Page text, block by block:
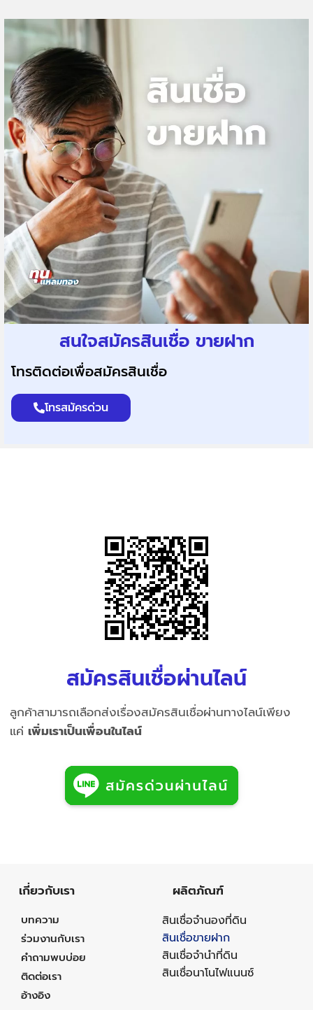
สนใจสมัครสินเชื่อ ขายฝาก
โทรติดต่อเพื่อสมัครสินเชื่อ
โทรสมัครด่วน
สมัครสินเชื่อผ่านไลน์
ลูกค้าสามารถเลือกส่งเรื่องสมัครสินเชื่อผ่านทางไลน์เพียง
แค่ เพิ่มเราเป็นเพื่อนในไลน์
เกี่ยวกับเรา
บทความ
ร่วมงานกับเรา
คำถามพบบ่อย
ติดต่อเรา
อ้างอิง
ผลิตภัณฑ์
สินเชื่อจำนองที่ดิน
สินเชื่อขายฝาก
สินเชื่อจำนำที่ดิน
สินเชื่อนาโนไฟแนนซ์